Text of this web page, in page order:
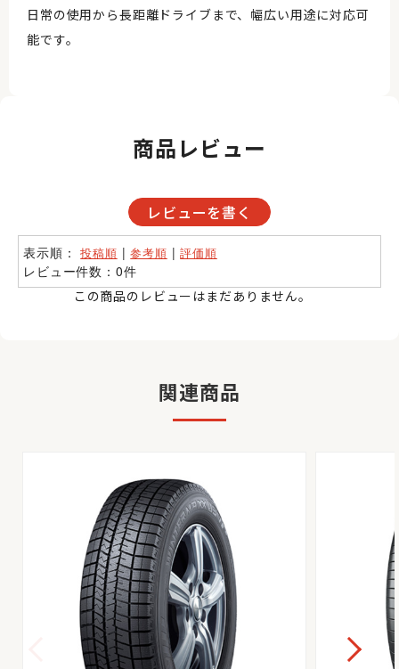
日常の使用から長距離ドライブまで、幅広い用途に対応可
能です。
商品レビュー
レビューを書く
表示順：投稿順 |参考順 |評価順
レビュー件数：0件
この商品のレビューはまだありません。
関連商品